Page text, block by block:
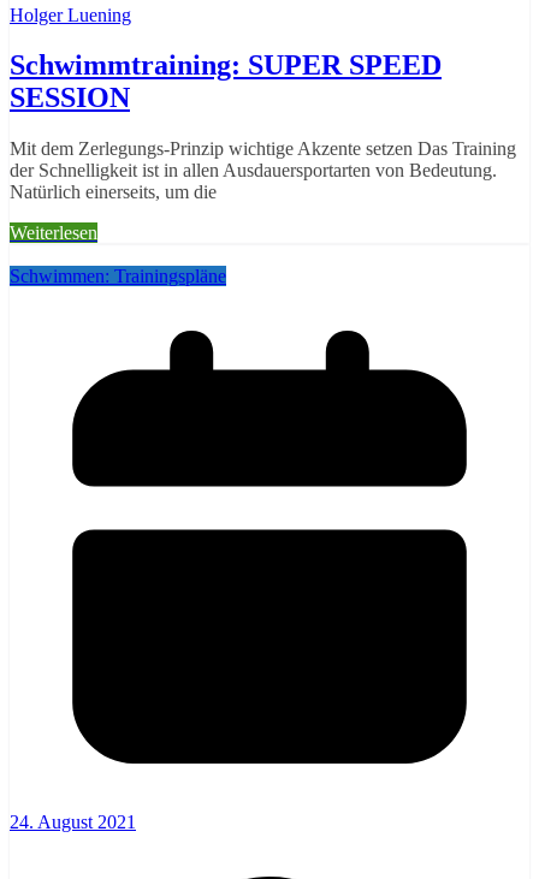
Holger Luening
Schwimmtraining: SUPER SPEED
SESSION
Mit dem Zerlegungs-Prinzip wichtige Akzente setzen Das Training
der Schnelligkeit ist in allen Ausdauersportarten von Bedeutung.
Natürlich einerseits, um die
Weiterlesen
Schwimmen: Trainingspläne
24. August 2021